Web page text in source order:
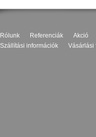
Rólunk Referenciák
Akció
Szállítási információk
Vásárlási